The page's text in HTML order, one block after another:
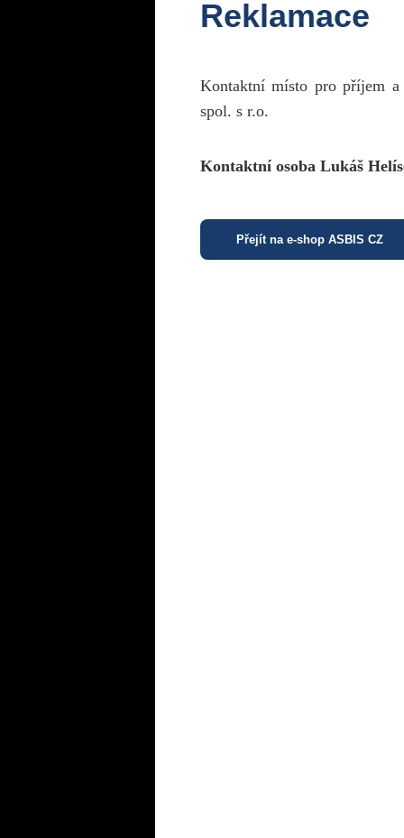
Reklamace
Kontaktní místo pro příjem
spol. s r.o.
Kontaktní osoba Lukáš
Přejít na e-shop ASBIS CZ